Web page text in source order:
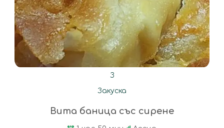
З
Закуска
Вита баница със сирене